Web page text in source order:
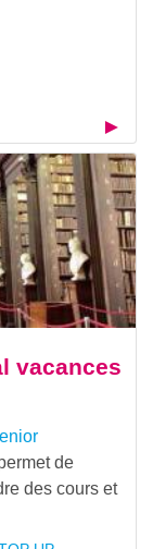
vacances
de
des cours et